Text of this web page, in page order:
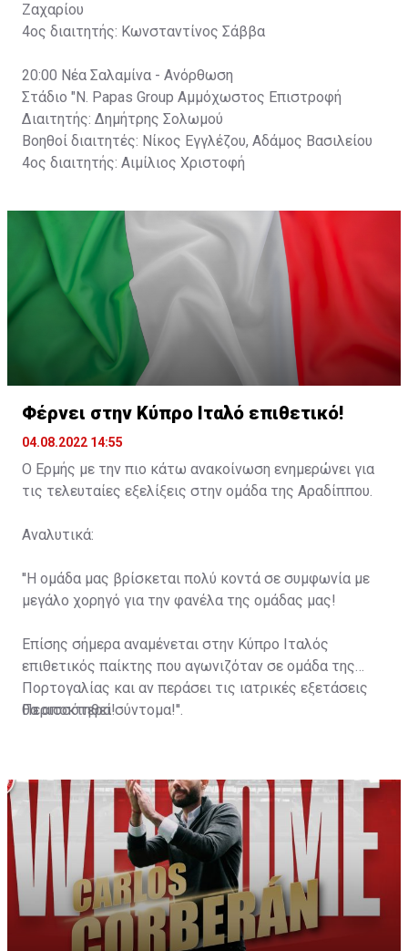
Ζαχαρίου
4ος διαιτητής: Κωνσταντίνος Σάββα
20:00 Νέα Σαλαμίνα - Ανόρθωση
Στάδιο "Ν. Papas Group Αμμόχωστος Επιστροφή
Διαιτητής: Δημήτρης Σολωμού
Βοηθοί διαιτητές: Νίκος Εγγλέζου, Αδάμος Βασιλείου
4ος διαιτητής: Αιμίλιος Χριστοφή
Φέρνει στην Κύπρο Ιταλό επιθετικό!
04.08.2022 14:55
Ο Ερμής με την πιο κάτω ανακοίνωση ενημερώνει για
τις τελευταίες εξελίξεις στην ομάδα της Αραδίππου.
Αναλυτικά:
''Η ομάδα μας βρίσκεται πολύ κοντά σε συμφωνία με
μεγάλο χορηγό για την φανέλα της ομάδας μας!
Επίσης σήμερα αναμένεται στην Κύπρο Ιταλός
επιθετικός παίκτης που αγωνιζόταν σε ομάδα της
Πορτογαλίας και αν περάσει τις ιατρικές εξετάσεις
θα αποκτηθεί!
Περισσότερα σύντομα!''.